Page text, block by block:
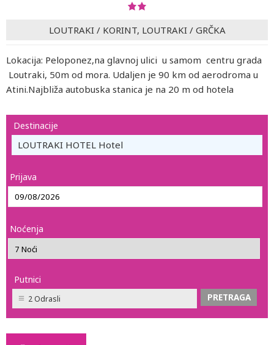
LOUTRAKI/ KORINT, LOUTRAKI/ GRČKA
Lokacija: Peloponez,na glavnoj ulici u samom centru grada
Loutraki, 50m od mora. Udaljen je 90 km od aerodroma u
Atini.Najbliža autobuska stanica je na 20 m od hotela
Destinacije
LOUTRAKI HOTEL Hotel
Prijava
Noćenja
Putnici
2 Odrasli